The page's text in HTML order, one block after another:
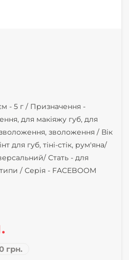
- 5 г / Призначення -
для макіяжу губ, для
зволоження / Вік
для губ, тіні-стік, рум'яна/
Стать - для
типи / Серія - FACEBOOM
грн.